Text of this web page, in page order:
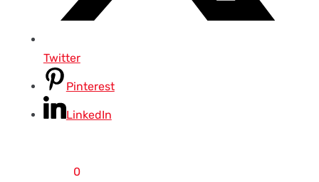
Twitter
Pinterest
LinkedIn
0